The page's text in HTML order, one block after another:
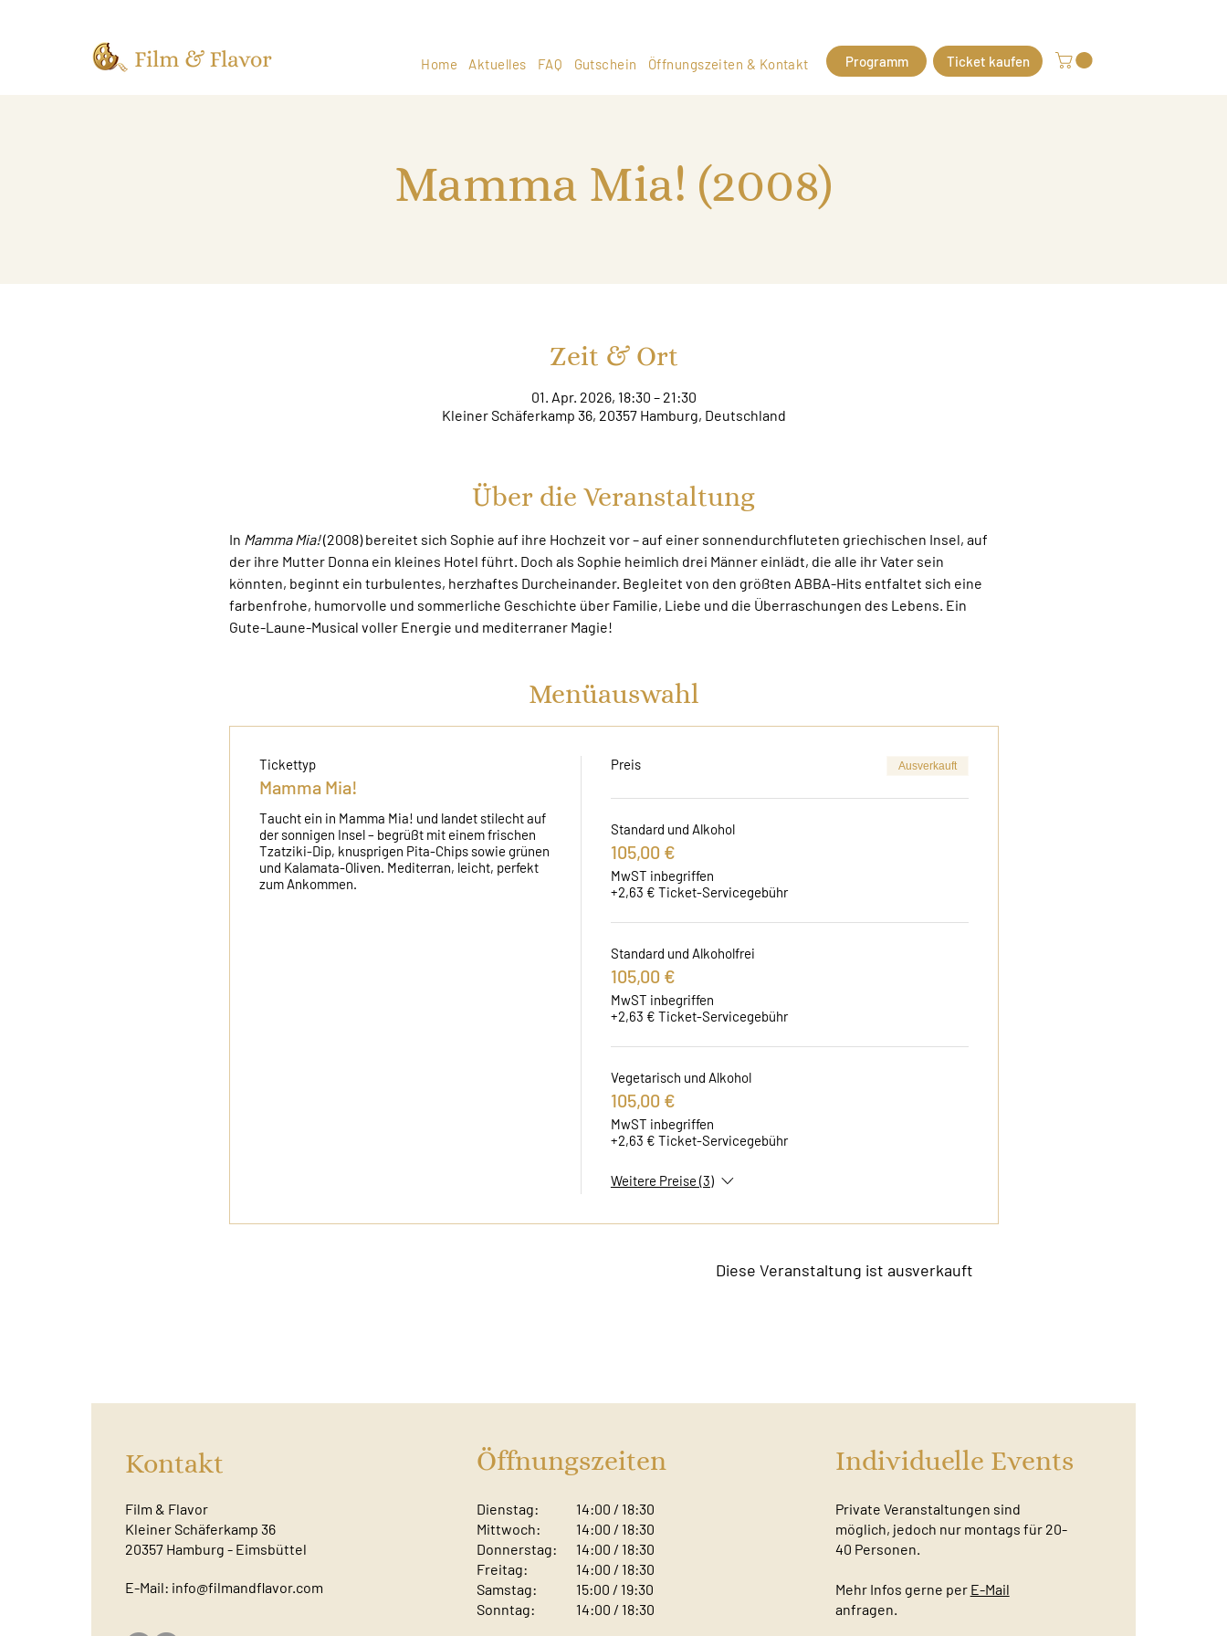
Home Aktuelles FAQ Gutschein Öffnungszeiten & Kontakt Programm Ticket kaufen
Mamma Mia! (2008)
Zeit & Ort
01. Apr. 2026, 18:30 – 21:30
Kleiner Schäferkamp 36, 20357 Hamburg, Deutschland
Über die Veranstaltung
In Mamma Mia! (2008) bereitet sich Sophie auf ihre Hochzeit vor – auf einer sonnendurchfluteten griechischen Insel, auf
der ihre Mutter Donna ein kleines Hotel führt. Doch als Sophie heimlich drei Männer einlädt, die alle ihr Vater sein
könnten, beginnt ein turbulentes, herzhaftes Durcheinander. Begleitet von den größten ABBA-Hits entfaltet sich eine
farbenfrohe, humorvolle und sommerliche Geschichte über Familie, Liebe und die Überraschungen des Lebens. Ein
Gute-Laune-Musical voller Energie und mediterraner Magie!
Menüauswahl
Tickettyp
Mamma Mia!
Taucht ein in Mamma Mia! und landet stilecht auf
der sonnigen Insel – begrüßt mit einem frischen
Tzatziki-Dip, knusprigen Pita-Chips sowie grünen
und Kalamata-Oliven. Mediterran, leicht, perfekt
zum Ankommen.
Preis Ausverkauft
Standard und Alkohol
105,00 €
MwST inbegriffen
+2,63 € Ticket-Servicegebühr
Standard und Alkoholfrei
105,00 €
MwST inbegriffen
+2,63 € Ticket-Servicegebühr
Vegetarisch und Alkohol
105,00 €
MwST inbegriffen
+2,63 € Ticket-Servicegebühr
Weitere Preise (3)
Diese Veranstaltung ist ausverkauft
Kontakt
Film & Flavor
Kleiner Schäferkamp 36
20357 Hamburg - Eimsbüttel
E-Mail: info@filmandflavor.com
Öffnungszeiten
Dienstag:
Mittwoch:
Donnerstag:
Freitag:
Samstag:
Sonntag: ​
14:00 / 18:30
14:00 / 18:30
14:00 / 18:30
14:00 / 18:30
15:00 / 19:30
14:00 / 18:30
Individuelle Events
Private Veranstaltungen sind
möglich, jedoch nur montags für 20-
40 Personen.
Mehr Infos gerne per E-Mail
anfragen.